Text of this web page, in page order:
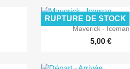
 Aperçu rapide
Maverick - Iceman
5,00 €
RUPTURE DE STOCK